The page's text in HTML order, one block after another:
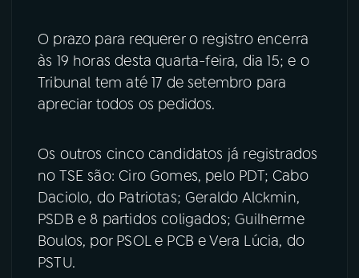
O prazo para requerer o registro encerra
às 19 horas desta quarta-feira, dia 15; e o
Tribunal tem até 17 de setembro para
apreciar todos os pedidos.
Os outros cinco candidatos já registrados
no TSE são: Ciro Gomes, pelo PDT; Cabo
Daciolo, do Patriotas; Geraldo Alckmin,
PSDB e 8 partidos coligados; Guilherme
Boulos, por PSOL e PCB e Vera Lúcia, do
PSTU.